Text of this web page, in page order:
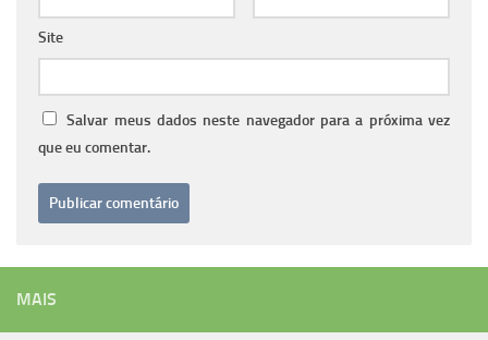
Site
Salvar meus dados neste navegador para a próxima vez
que eu comentar.
MAIS